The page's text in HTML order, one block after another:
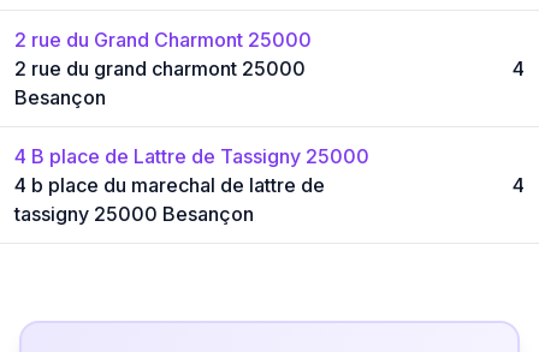
2 rue du Grand Charmont 25000
2 rue du grand charmont 25000
Besançon
4
4 B place de Lattre de Tassigny 25000
4 b place du marechal de lattre de
tassigny 25000 Besançon
4